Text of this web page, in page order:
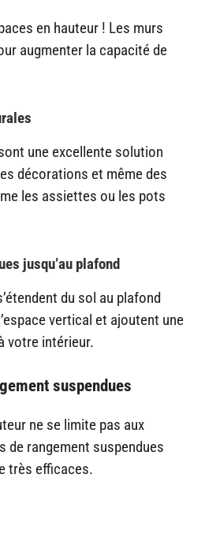
en hauteur ! Les murs
augmenter la capacité de
une excellente solution
décorations et même des
les assiettes ou les pots
jusqu’au plafond
du sol au plafond
vertical et ajoutent une
votre intérieur.
suspendues
ne se limite pas aux
de rangement suspendues
très efficaces.